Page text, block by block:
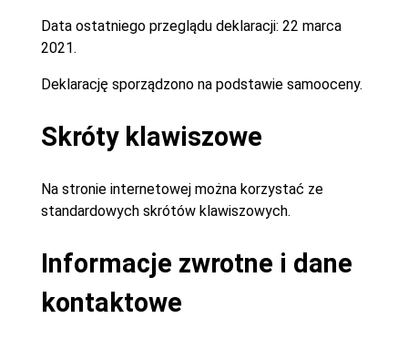
Data ostatniego przeglądu deklaracji: 22 marca
2021.
Deklarację sporządzono na podstawie samooceny.
Skróty klawiszowe
Na stronie internetowej można korzystać ze
standardowych skrótów klawiszowych.
Informacje zwrotne i dane
kontaktowe